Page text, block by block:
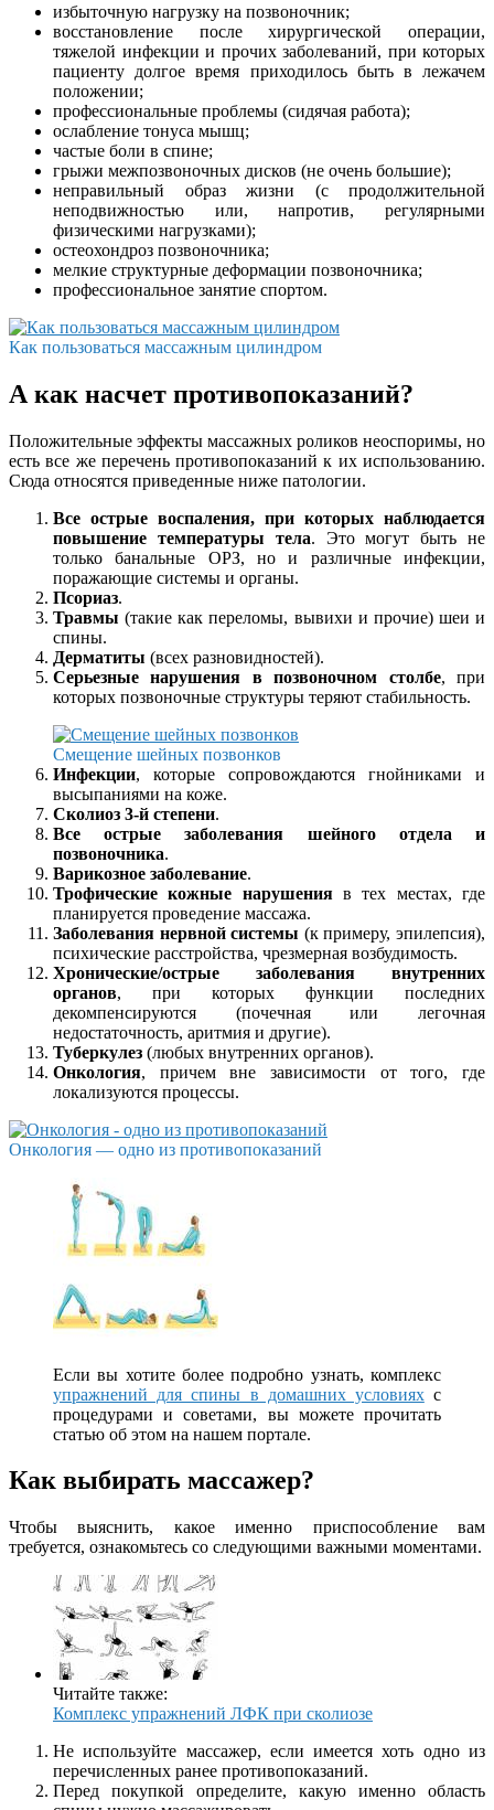
избыточную нагрузку на позвоночник;
восстановление после хирургической операции,
тяжелой инфекции и прочих заболеваний, при которых
пациенту долгое время приходилось быть в лежачем
положении;
профессиональные проблемы (сидячая работа);
ослабление тонуса мышц;
частые боли в спине;
грыжи межпозвоночных дисков (не очень большие);
неправильный образ жизни (с продолжительной
неподвижностью или, напротив, регулярными
физическими нагрузками);
остеохондроз позвоночника;
мелкие структурные деформации позвоночника;
профессиональное занятие спортом.
Как пользоваться массажным цилиндром
А как насчет противопоказаний?
Положительные эффекты массажных роликов неоспоримы, но
есть все же перечень противопоказаний к их использованию.
Сюда относятся приведенные ниже патологии.
Все острые воспаления, при которых наблюдается
повышение температуры тела. Это могут быть не
только банальные ОРЗ, но и различные инфекции,
поражающие системы и органы.
Псориаз.
Травмы (такие как переломы, вывихи и прочие) шеи и
спины.
Дерматиты (всех разновидностей).
Серьезные нарушения в позвоночном столбе, при
которых позвоночные структуры теряют стабильность.
Смещение шейных позвонков
Инфекции, которые сопровождаются гнойниками и
высыпаниями на коже.
Сколиоз 3-й степени.
Все острые заболевания шейного отдела и
позвоночника.
Варикозное заболевание.
Трофические кожные нарушенияв тех местах, где
планируется проведение массажа.
Заболевания нервной системы (к примеру, эпилепсия),
психические расстройства, чрезмерная возбудимость.
Хронические/острые заболевания внутренних
органов, при которых функции последних
декомпенсируются (почечная или легочная
недостаточность, аритмия и другие).
Туберкулез (любых внутренних органов).
Онкология, причем вне зависимости от того, где
локализуются процессы.
Онкология — одно из противопоказаний
Если вы хотите более подробно узнать, комплекс
упражнений для спины в домашних условияхс
процедурами и советами, вы можете прочитать
статью об этом на нашем портале.
Как выбирать массажер?
Чтобы выяснить, какое именно приспособление вам
требуется, ознакомьтесь со следующими важными моментами.
Читайте также:
Комплекс упражнений ЛФК при сколиозе
Не используйте массажер, если имеется хоть одно из
перечисленных ранее противопоказаний.
Перед покупкой определите, какую именно область